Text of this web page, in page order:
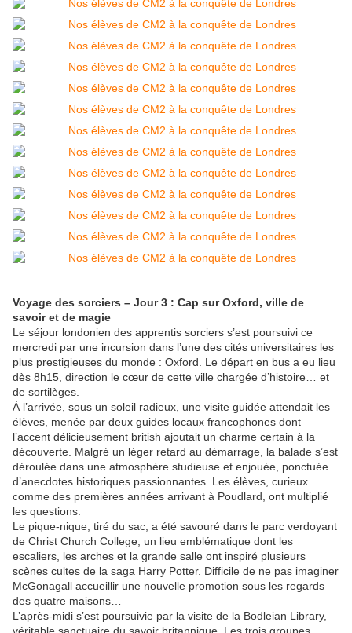
Voyage des sorciers – Jour 3 : Cap sur Oxford, ville de
savoir et de magie
Le séjour londonien des apprentis sorciers s’est poursuivi ce
mercredi par une incursion dans l’une des cités universitaires les
plus prestigieuses du monde : Oxford. Le départ en bus a eu lieu
dès 8h15, direction le cœur de cette ville chargée d’histoire… et
de sortilèges.
À l’arrivée, sous un soleil radieux, une visite guidée attendait les
élèves, menée par deux guides locaux francophones dont
l’accent délicieusement british ajoutait un charme certain à la
découverte. Malgré un léger retard au démarrage, la balade s’est
déroulée dans une atmosphère studieuse et enjouée, ponctuée
d’anecdotes historiques passionnantes. Les élèves, curieux
comme des premières années arrivant à Poudlard, ont multiplié
les questions.
Le pique-nique, tiré du sac, a été savouré dans le parc verdoyant
de Christ Church College, un lieu emblématique dont les
escaliers, les arches et la grande salle ont inspiré plusieurs
scènes cultes de la saga Harry Potter. Difficile de ne pas imaginer
McGonagall accueillir une nouvelle promotion sous les regards
des quatre maisons…
L’après-midi s’est poursuivie par la visite de la Bodleian Library,